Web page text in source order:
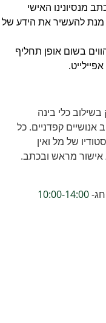
מנסיונינו האישי
מנת להעשיר את הידע של
בשום אופן תחליף
כלי בינה
אנושיים קפדניים. כל
של מל ואין
אישור מראש ובכתב.
10:00-14:00